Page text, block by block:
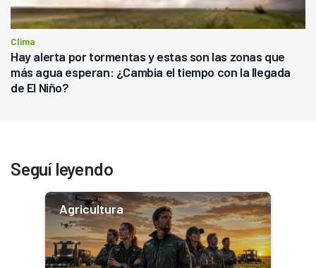
Clima
Hay alerta por tormentas y estas son las zonas que
más agua esperan: ¿Cambia el tiempo con la llegada
de El Niño?
Seguí leyendo
Agricultura